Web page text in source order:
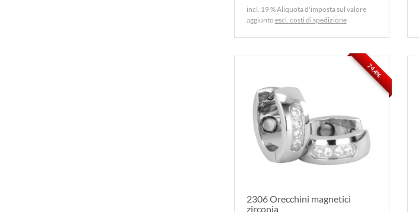
incl. 19 % Aliquota d'imposta sul valore
aggiunto escl. costi di spedizione
2306 Orecchini magnetici
zirconia
74.4%